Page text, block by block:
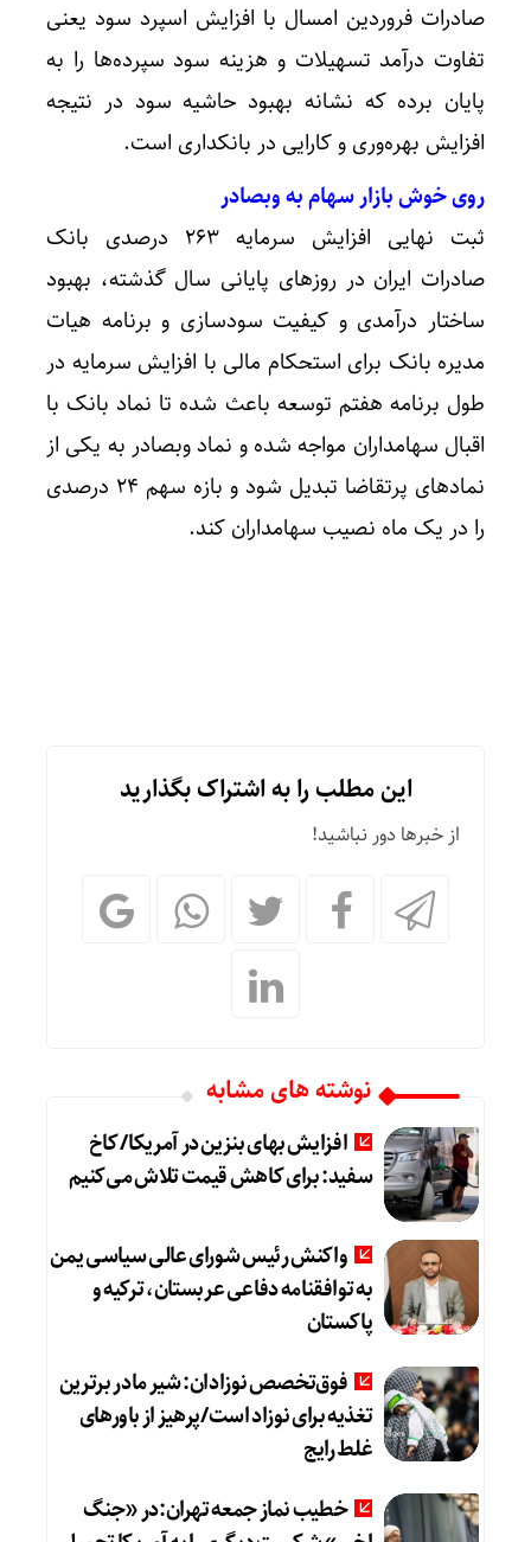
صادرات فروردین امسال با افزایش اسپرد سود یعنی
تفاوت درآمد تسهیلات و هزینه سود سپرده‌ها را به
پایان برده که نشانه بهبود حاشیه سود در نتیجه
افزایش بهره‌وری و کارایی در بانکداری است.
روی خوش بازار سهام به وبصادر
ثبت نهایی افزایش سرمایه ۲۶۳ درصدی بانک
صادرات ایران در روزهای پایانی سال گذشته، بهبود
ساختار درآمدی و کیفیت سودسازی و برنامه هیات
مدیره بانک برای استحکام مالی با افزایش سرمایه در
طول برنامه هفتم توسعه باعث شده تا نماد بانک با
اقبال سهامداران مواجه شده و نماد وبصادر به یکی از
نمادهای پرتقاضا تبدیل شود و بازه سهم ۲۴ درصدی
را در یک ماه نصیب سهامداران کند.
این مطلب را به اشتراک بگذارید
از خبرها دور نباشید!
نوشته های مشابه
افزایش بهای بنزین در آمریکا/ کاخ
سفید: برای کاهش قیمت تلاش می‌کنیم
واکنش رئیس شورای عالی سیاسی یمن
به توافقنامه دفاعی عربستان، ترکیه و
پاکستان
فوق‌تخصص نوزادان: شیر مادر برترین
تغذیه برای نوزاد است/پرهیز از باورهای
غلط رایج
خطیب نماز جمعه تهران:در «جنگ